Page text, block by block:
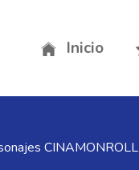
Inicio
CINAMONROLL